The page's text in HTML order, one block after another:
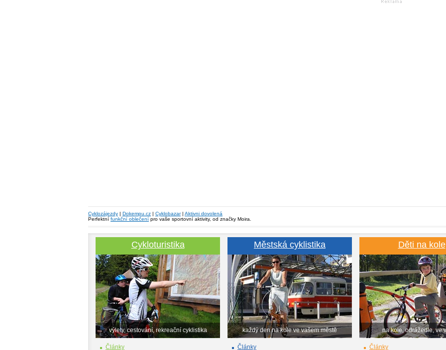
Cyklozájezdy | Dokempu.cz | Cyklobazar| Aktivni dovolená
Perfektní funkční oblečení pro vaše sportovní aktivity, od značky Moira.
Cykloturistika
výlety, cestování, rekreační cyklistika
Články
Městská cyklistika
každý den na kole ve vašem městě
Články
Děti na kole
na kole, odrážedle, ve
Články